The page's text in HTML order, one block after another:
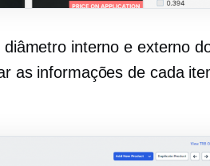
interno e externo
as informações de cada